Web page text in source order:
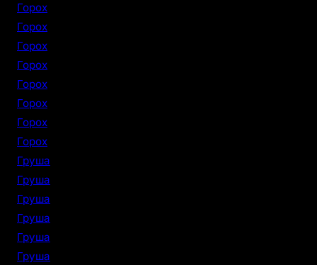
Горох
Горох
Горох
Горох
Горох
Горох
Горох
Горох
Груша
Груша
Груша
Груша
Груша
Груша